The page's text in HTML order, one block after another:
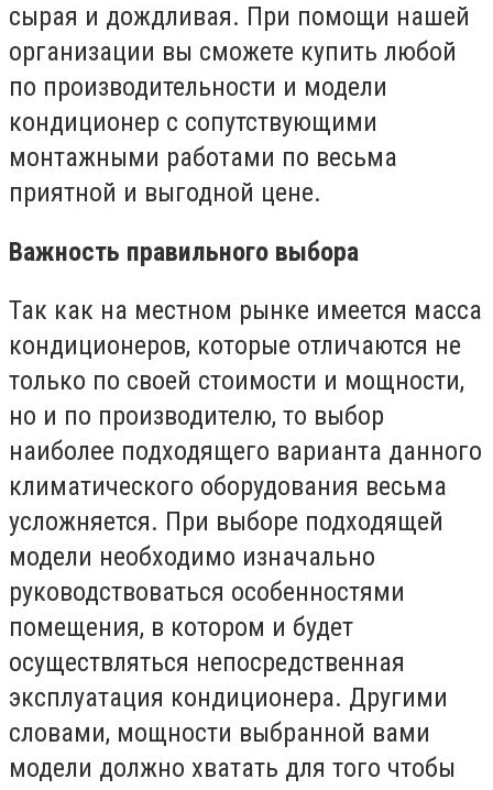
сырая и дождливая. При помощи нашей
организации вы сможете купить любой
по производительности и модели
кондиционер с сопутствующими
монтажными работами по весьма
приятной и выгодной цене.
Важность правильного выбора
Так как на местном рынке имеется масса
кондиционеров, которые отличаются не
только по своей стоимости и мощности,
но и по производителю, то выбор
наиболее подходящего варианта данного
климатического оборудования весьма
усложняется. При выборе подходящей
модели необходимо изначально
руководствоваться особенностями
помещения, в котором и будет
осуществляться непосредственная
эксплуатация кондиционера. Другими
словами, мощности выбранной вами
модели должно хватать для того чтобы